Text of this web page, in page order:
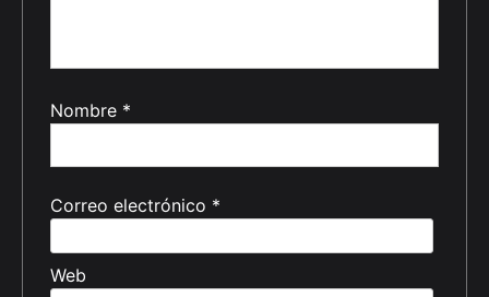
Nombre *
Correo electrónico *
Web